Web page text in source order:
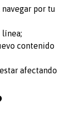
por tu
contenido
afectando